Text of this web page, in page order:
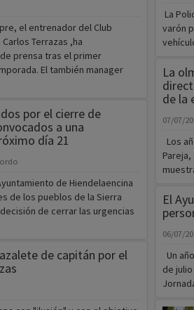
el entrenador del Club
Terrazas ,ha
prensa tras el primer
El también manager
por el cierre de
a una
día 21
de Hiendelaencina
de los pueblos de la Sierra
de cerrar las urgencias
de capitán por el
La
varón
La
de la
07/07/
Los
El
06/07/
Un
de